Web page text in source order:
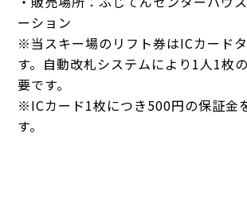
ーション
※当スキー場のリフト券はICカード
す。自動改札システムにより1人1枚
要です。
※ICカード1枚につき500円の保証金
す。